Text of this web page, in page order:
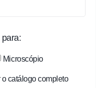
Microscópio
catálogo completo